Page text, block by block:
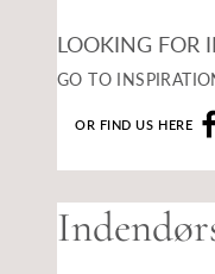
LOOKING FOR
GO TO
OR FIND US HERE